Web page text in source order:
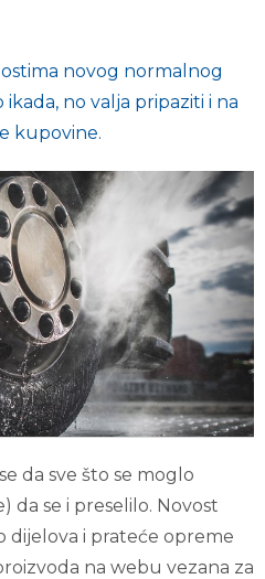
novog normalnog
no valja pripaziti i na
kupovine.
da sve što se moglo
da se i preselilo. Novost
dijelova i prateće opreme
na webu vezana za